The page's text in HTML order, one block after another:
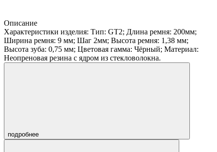
Описание
Характеристики изделия: Тип: GT2; Длина ремня: 200мм;
Ширина ремня: 9 мм; Шаг 2мм; Высота ремня: 1,38 мм;
Высота зуба: 0,75 мм; Цветовая гамма: Чёрный; Материал:
Неопреновая резина с ядром из стекловолокна.
подробнее